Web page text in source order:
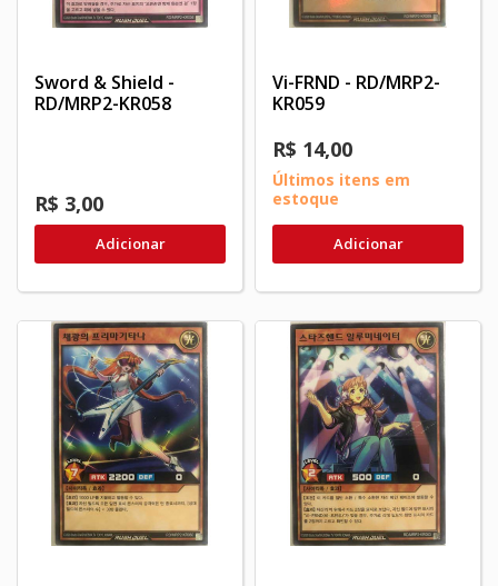
Sword & Shield -
RD/MRP2-KR058
R$ 3,00
Adicionar
Vi-FRND - RD/MRP2-
KR059
R$ 14,00
Últimos itens em
estoque
Adicionar